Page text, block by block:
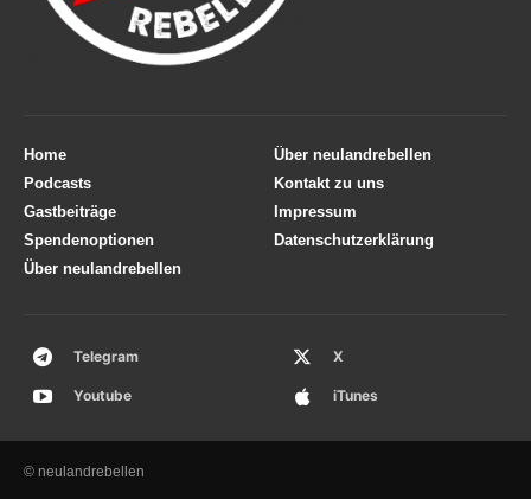
Home
Podcasts
Gastbeiträge
Spendenoptionen
Über neulandrebellen
Über neulandrebellen
Kontakt zu uns
Impressum
Datenschutzerklärung
Telegram X
Youtube iTunes
© neulandrebellen